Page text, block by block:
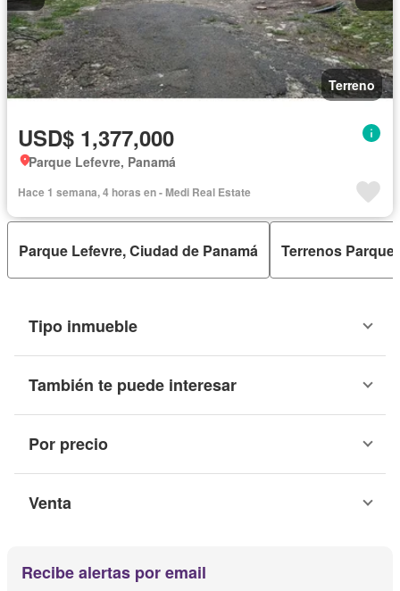
Terreno
USD$ 1,377,000
Parque Lefevre, Panamá
Hace 1 semana, 4 horas en - Medi Real Estate
Parque Lefevre, Ciudad de Panamá Terrenos Parque
Tipo inmueble
También te puede interesar
Por precio
Venta
Recibe alertas por email